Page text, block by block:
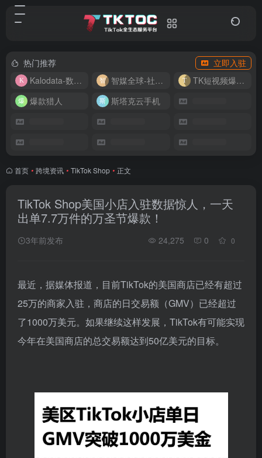
热门推荐
立即入驻
Kalodata-数据分析平台
智媒全球-社媒管理平台
TK短视频爆款复刻
爆款猎人
斯塔克云手机
首页 • 跨境资讯 • TikTok Shop • 正文
TikTok Shop美国小店入驻数据惊人，一天
出单7.7万件的万圣节爆款！
3年前发布 24,275 0 0
最近，据媒体报道，目前TikTok的美国商店已经有超过
25万的商家入驻，商店的日交易额（GMV）已经超过
了1000万美元。如果继续这样发展，TikTok有可能实现
今年在美国商店的总交易额达到50亿美元的目标。